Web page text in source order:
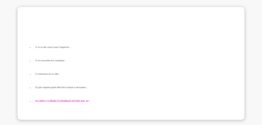
Si tu as des soucis pour t’organiser ...
Si te concentrer est compliqué ...
Si mémoriser est un défi ...
Ou peu importe quelle difficulté scolaire tu rencontres ...
Les ateliers méthodo et schoolboost sont faits pour toi !